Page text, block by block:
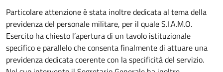
Particolare attenzione è stata inoltre dedicata al tema della
previdenza del personale militare, per il quale S.I.A.M.O.
Esercito ha chiesto l’apertura di un tavolo istituzionale
specifico e parallelo che consenta finalmente di attuare una
previdenza dedicata coerente con la specificità del servizio.